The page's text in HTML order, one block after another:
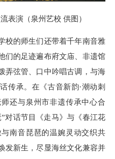
表演（泉州艺校 供图）
的师生们还带着千年南音雅
们的足迹遍布府文庙、非遗馆
弄弦管、口中吟唱古调，与海
传承。在《古音新韵·潮动刺
还与泉州市非遗传承中心合
对话节目《走马》与《春江花
南音琵琶的温婉灵动交织共
发新生，尽显海丝文化兼容并